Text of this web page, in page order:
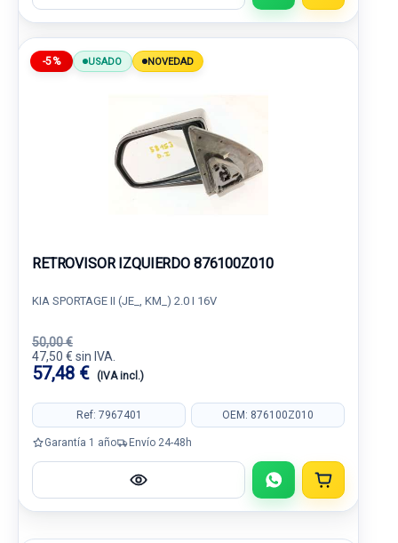
-5% USADO NOVEDAD
RETROVISOR IZQUIERDO 876100Z010
KIA SPORTAGE II (JE_, KM_) 2.0 I 16V
50,00 €
47,50 € sin IVA.
57,48 € (IVA incl.)
Ref: 7967401 OEM: 876100Z010
Garantía 1 año Envío 24-48h